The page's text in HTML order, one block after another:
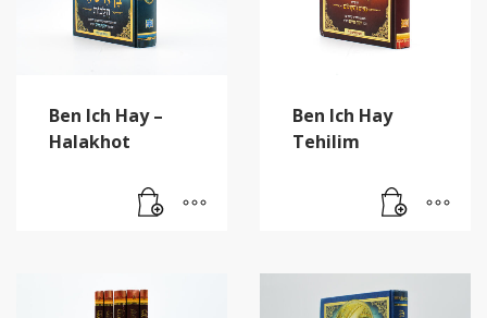
Ben Ich Hay –
Halakhot
Ben Ich Hay
Tehilim